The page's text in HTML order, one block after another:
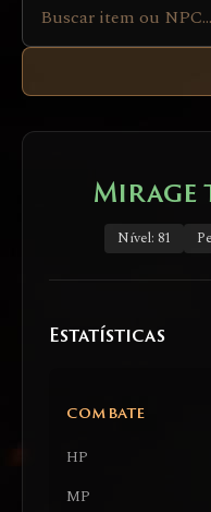
Mirage
Nível: 81
Estatísticas
COMBATE
HP
MP